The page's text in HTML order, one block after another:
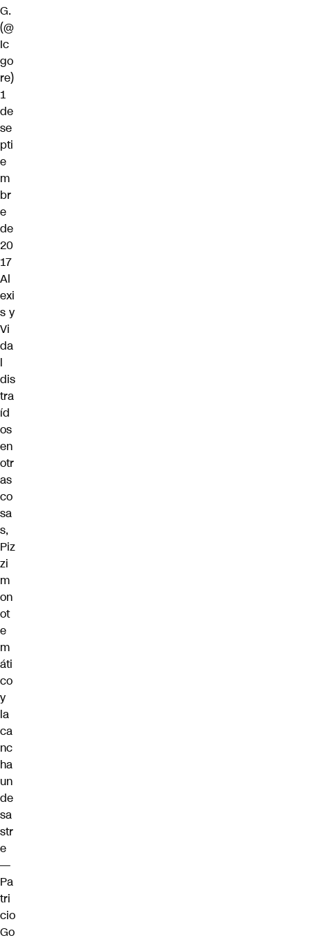
G.
(@
Ic
go
re)
1
de
se
pti
e
m
br
e
de
20
17
Al
exi
s y
Vi
da
l
dis
tra
íd
os
en
otr
as
co
sa
s,
Piz
zi
m
on
ot
e
m
áti
co
y
la
ca
nc
ha
un
de
sa
str
e
—
Pa
tri
cio
Go